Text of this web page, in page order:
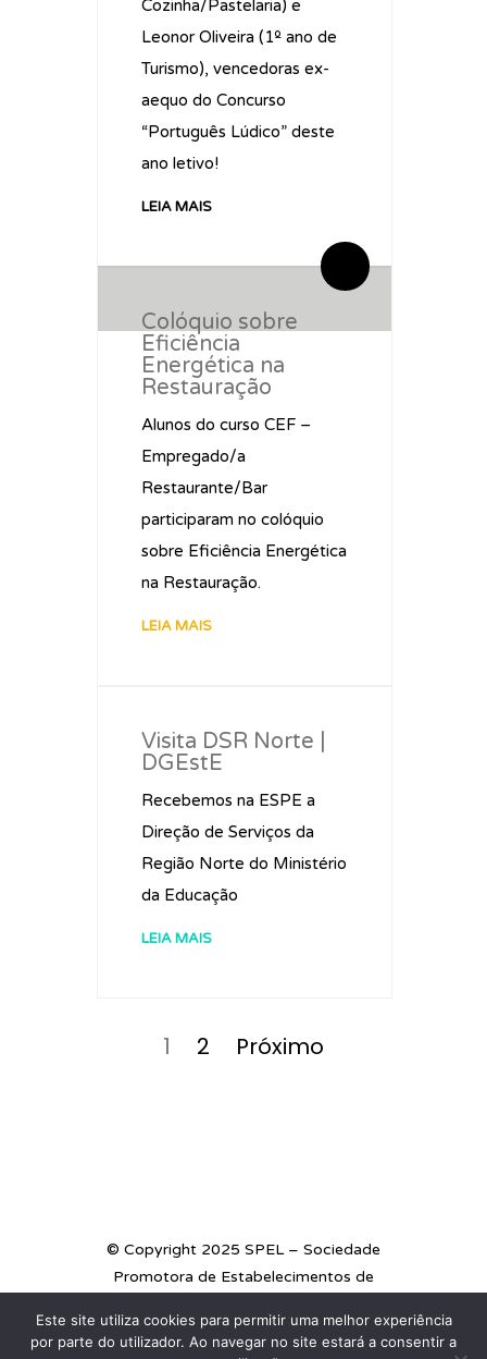
Cozinha/Pastelaria) e
Leonor Oliveira (1º ano de
Turismo), vencedoras ex-
aequo do Concurso
“Português Lúdico” deste
ano letivo!
LEIA MAIS
Colóquio sobre
Eficiência
Energética na
Restauração
Alunos do curso CEF –
Empregado/a
Restaurante/Bar
participaram no colóquio
sobre Eficiência Energética
na Restauração.
LEIA MAIS
Visita DSR Norte |
DGEstE
Recebemos na ESPE a
Direção de Serviços da
Região Norte do Ministério
da Educação
LEIA MAIS
artigos
Página
1 Página
2 Próximo
© Copyright 2025 SPEL – Sociedade
Promotora de Estabelecimentos de
Este site utiliza cookies para permitir uma melhor experiência
por parte do utilizador. Ao navegar no site estará a consentir a